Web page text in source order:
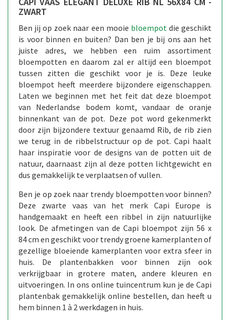
ZWART
Ben jij op zoek naar een mooie bloempot die geschikt
is voor binnen en buiten? Dan ben je bij ons aan het
juiste adres, we hebben een ruim assortiment
bloempotten en daarom zal er altijd een bloempot
tussen zitten die geschikt voor je is. Deze leuke
bloempot heeft meerdere bijzondere eigenschappen.
Laten we beginnen met het feit dat deze bloempot
van Nederlandse bodem komt, vandaar de oranje
binnenkant van de pot. Deze pot word gekenmerkt
door zijn bijzondere textuur genaamd Rib, de rib zien
we terug in de ribbelstructuur op de pot. Capi haalt
haar inspiratie voor de designs van de potten uit de
natuur, daarnaast zijn al deze potten lichtgewicht en
dus gemakkelijk te verplaatsen of vullen.
Ben je op zoek naar trendy bloempotten voor binnen?
Deze zwarte vaas van het merk Capi Europe is
handgemaakt en heeft een ribbel in zijn natuurlijke
look. De afmetingen van de Capi bloempot zijn 56 x
84 cm en geschikt voor trendy groene kamerplanten of
gezellige bloeiende kamerplanten voor extra sfeer in
huis. De plantenbakken voor binnen zijn ook
verkrijgbaar in grotere maten, andere kleuren en
uitvoeringen. In ons online tuincentrum kun je de Capi
plantenbak gemakkelijk online bestellen, dan heeft u
hem binnen 1 à 2 werkdagen in huis.